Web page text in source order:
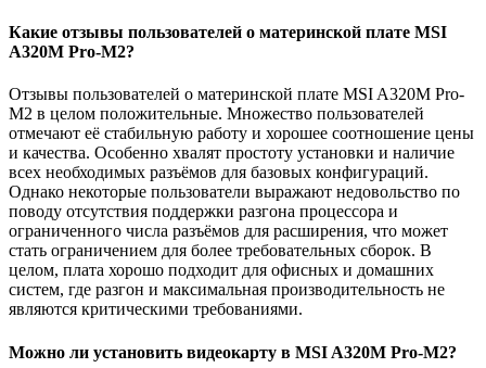
Какие отзывы пользователей о материнской плате MSI
A320M Pro-M2?
Отзывы пользователей о материнской плате MSI A320M Pro-
M2 в целом положительные. Множество пользователей
отмечают её стабильную работу и хорошее соотношение цены
и качества. Особенно хвалят простоту установки и наличие
всех необходимых разъёмов для базовых конфигураций.
Однако некоторые пользователи выражают недовольство по
поводу отсутствия поддержки разгона процессора и
ограниченного числа разъёмов для расширения, что может
стать ограничением для более требовательных сборок. В
целом, плата хорошо подходит для офисных и домашних
систем, где разгон и максимальная производительность не
являются критическими требованиями.
Можно ли установить видеокарту в MSI A320M Pro-M2?